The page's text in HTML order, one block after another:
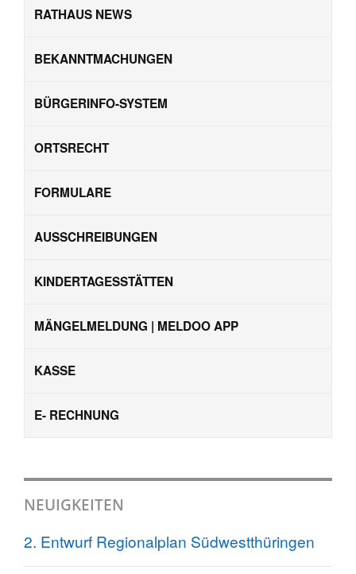
RATHAUS NEWS
BEKANNTMACHUNGEN
BÜRGERINFO-SYSTEM
ORTSRECHT
FORMULARE
AUSSCHREIBUNGEN
KINDERTAGESSTÄTTEN
MÄNGELMELDUNG | MELDOO APP
KASSE
E- RECHNUNG
NEUIGKEITEN
2. Entwurf Regionalplan Südwestthüringen